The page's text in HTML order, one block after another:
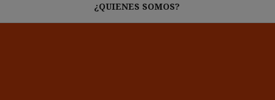
¿QUIENES SOMOS?